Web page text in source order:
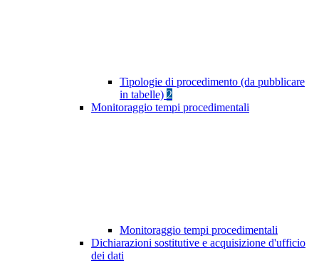
Tipologie di procedimento (da pubblicare
in tabelle) 2
Monitoraggio tempi procedimentali
Monitoraggio tempi procedimentali
Dichiarazioni sostitutive e acquisizione d'ufficio
dei dati